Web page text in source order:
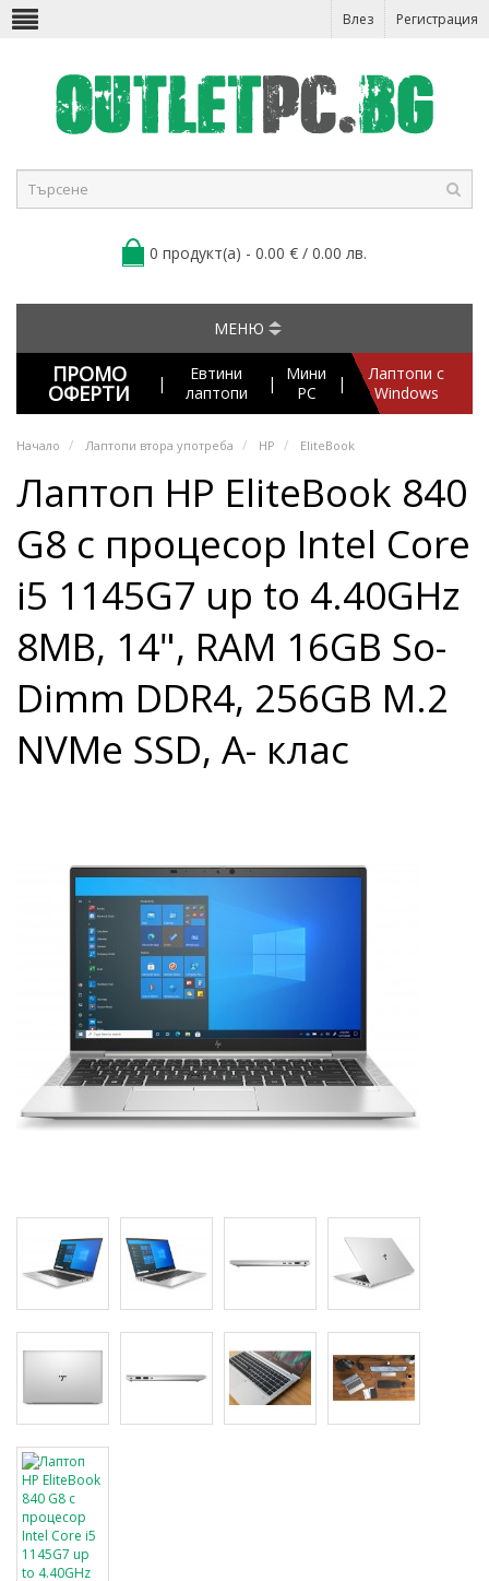
Влез Регистрация
0 продукт(а) - 0.00 € / 0.00 лв.
МЕНЮ
ПРОМО
ОФЕРТИ |
Евтини
лаптопи
|
Мини
PC
|
Лаптопи с
Windows
Начало Лаптопи втора употреба HP EliteBook
Лаптоп HP EliteBook 840
G8 с процесор Intel Core
i5 1145G7 up to 4.40GHz
8MB, 14", RAM 16GB So-
Dimm DDR4, 256GB M.2
NVMe SSD, A- клас